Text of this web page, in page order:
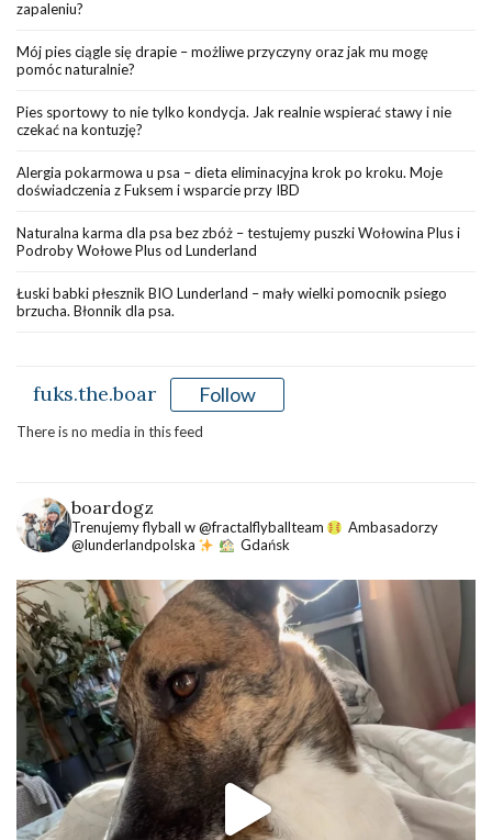
zapaleniu?
Mój pies ciągle się drapie – możliwe przyczyny oraz jak mu mogę
pomóc naturalnie?
Pies sportowy to nie tylko kondycja. Jak realnie wspierać stawy i nie
czekać na kontuzję?
Alergia pokarmowa u psa – dieta eliminacyjna krok po kroku. Moje
doświadczenia z Fuksem i wsparcie przy IBD
Naturalna karma dla psa bez zbóż – testujemy puszki Wołowina Plus i
Podroby Wołowe Plus od Lunderland
Łuski babki płesznik BIO Lunderland – mały wielki pomocnik psiego
brzucha. Błonnik dla psa.
fuks.the.boar Follow
There is no media in this feed
boardogz
Trenujemy flyball w @fractalflyballteam
Ambasadorzy
@lunderlandpolska
Gdańsk